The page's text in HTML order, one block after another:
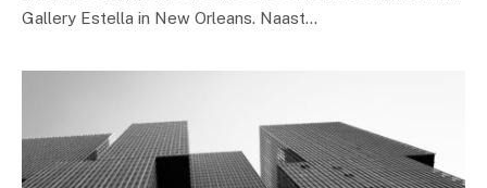
Gallery Estella in New Orleans. Naast…